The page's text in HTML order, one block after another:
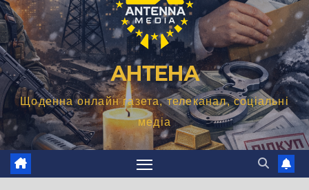
АНТЕНА
Щоденна онлайн газета, телеканал, соціальні
медіа